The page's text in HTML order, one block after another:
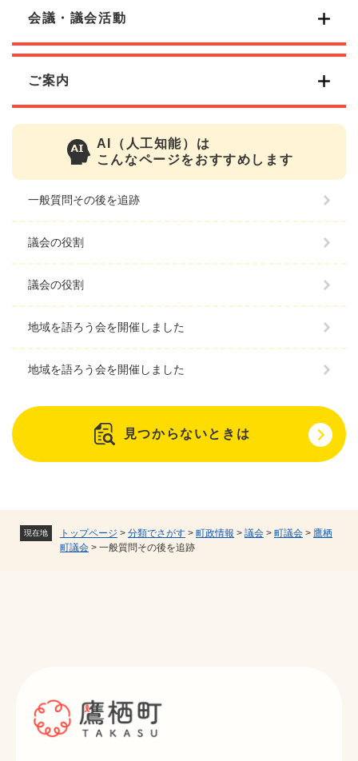
現在地 トップページ > 分類でさがす > 町政情報 > 議会 > 町議会 > 鷹栖
町議会 > 一般質問その後を追跡
会議・議会活動
ご案内
AI（人工知能）は
こんなページをおすすめします
一般質問その後を追跡
議会の役割
議会の役割
地域を語ろう会を開催しました
地域を語ろう会を開催しました
見つからないときは